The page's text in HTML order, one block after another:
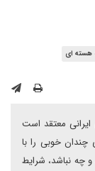
هسته ای
معتقد است
خوبی را با
چه نباشد، شرایط